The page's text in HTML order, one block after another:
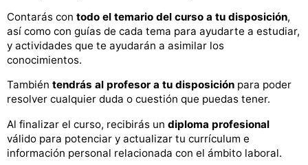
Contarás con todo el temario del curso a tu disposición,
así como con guías de cada tema para ayudarte a estudiar,
y actividades que te ayudarán a asimilar los
conocimientos.
También tendrás al profesor a tu disposición para poder
resolver cualquier duda o cuestión que puedas tener.
Al finalizar el curso, recibirás un diploma profesional
válido para potenciar y actualizar tu currículum e
información personal relacionada con el ámbito laboral.